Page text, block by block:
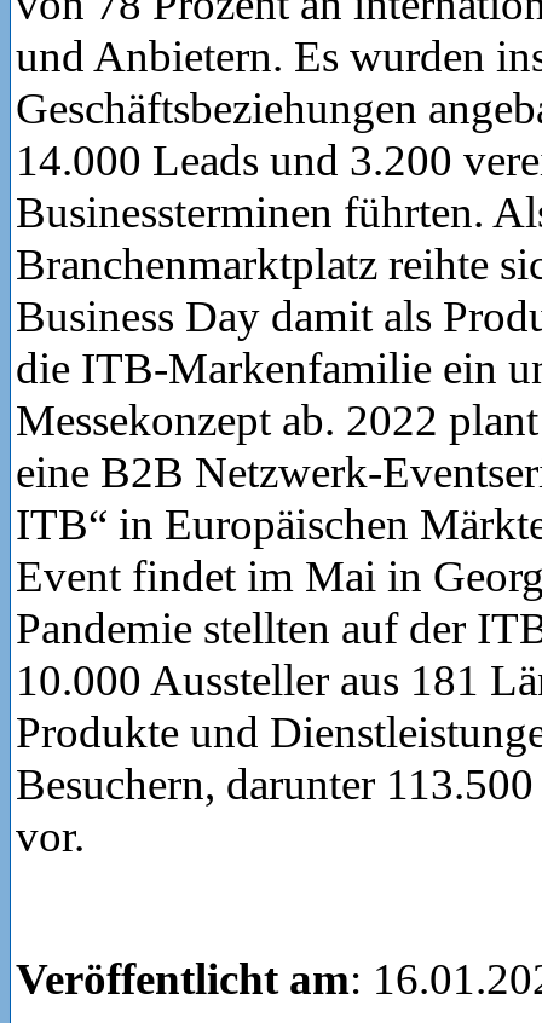
und Anbietern. Es wurden
Geschäftsbeziehungen
14.000 Leads und 3.200
Businessterminen führten.
Branchenmarktplatz reihte
Business Day damit als
die ITB-Markenfamilie ein
Messekonzept ab. 2022
eine B2B Netzwerk-
ITB“ in Europäischen
Event findet im Mai in
Pandemie stellten auf der
10.000 Aussteller aus 181
Produkte und
Besuchern, darunter
vor.
Veröffentlicht am: